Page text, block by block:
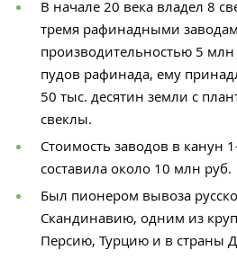
В начале 20 века владел 8
тремя рафинадными
производительностью 5
пудов рафинада, ему
50 тыс. десятин земли с
свеклы.
Стоимость заводов в канун
составила около 10 млн руб.
Был пионером вывоза
Скандинавию, одним из
Персию, Турцию и в страны